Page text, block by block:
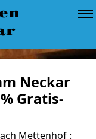
Neckar
Gratis-
Mettenhof :